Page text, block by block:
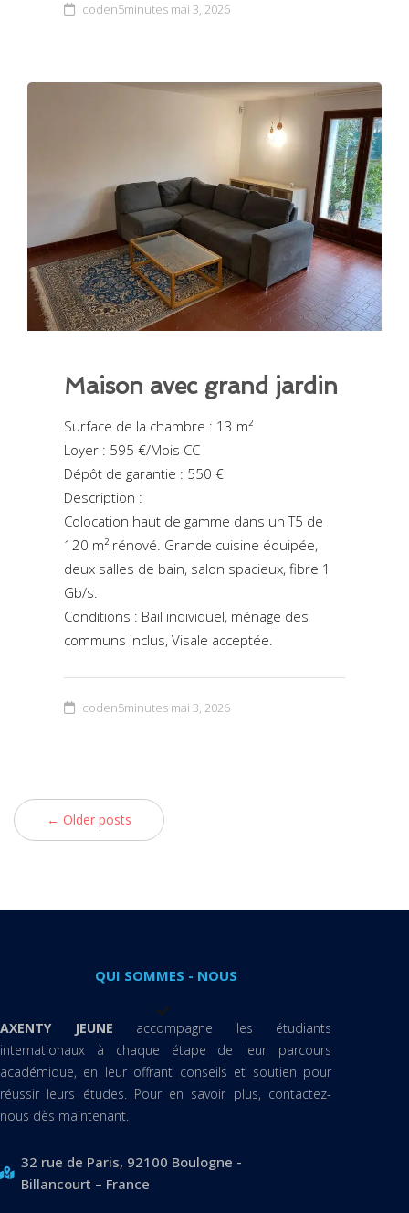
coden5minutes mai 3, 2026
Maison avec grand jardin
Surface de la chambre : 13 m²
Loyer : 595 €/Mois CC
Dépôt de garantie : 550 €
Description :
Colocation haut de gamme dans un T5 de
120 m² rénové. Grande cuisine équipée,
deux salles de bain, salon spacieux, fibre 1
Gb/s.
Conditions : Bail individuel, ménage des
communs inclus, Visale acceptée.
coden5minutes mai 3, 2026
← Older posts
QUI SOMMES - NOUS
AXENTY JEUNE accompagne les étudiants
internationaux à chaque étape de leur parcours
académique, en leur offrant conseils et soutien pour
réussir leurs études. Pour en savoir plus, contactez-
nous dès maintenant.
32 rue de Paris, 92100 Boulogne -
Billancourt – France